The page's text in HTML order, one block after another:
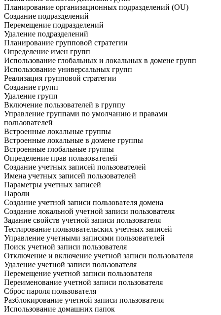
Планирование организационных подразделений (OU)
Создание подразделений
Перемещение подразделений
Удаление подразделений
Планирование групповой стратегии
Определение имен групп
Использование глобальных и локальных в домене групп
Использование универсальных групп
Реализация групповой стратегии
Создание групп
Удаление групп
Включение пользователей в группу
Управление группами по умолчанию и правами
пользователей
Встроенные локальные группы
Встроенные локальные в домене группы
Встроенные глобальные группы
Определение прав пользователей
Создание учетных записей пользователей
Имена учетных записей пользователей
Параметры учетных записей
Пароли
Создание учетной записи пользователя домена
Создание локальной учетной записи пользователя
Задание свойств учетной записи пользователя
Тестирование пользовательских учетных записей
Управление учетными записями пользователей
Поиск учетной записи пользователя
Отключение и включение учетной записи пользователя
Удаление учетной записи пользователя
Перемещение учетной записи пользователя
Переименование учетной записи пользователя
Сброс пароля пользователя
Разблокирование учетной записи пользователя
Использование домашних папок